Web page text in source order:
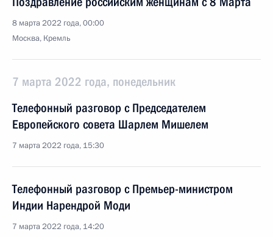
8 марта 2022 года, 00:00
Москва, Кремль
7 марта 2022 года, понедельник
Телефонный разговор с Председателем
Европейского совета Шарлем Мишелем
7 марта 2022 года, 15:30
Телефонный разговор с Премьер-министром
Индии Нарендрой Моди
7 марта 2022 года, 14:20